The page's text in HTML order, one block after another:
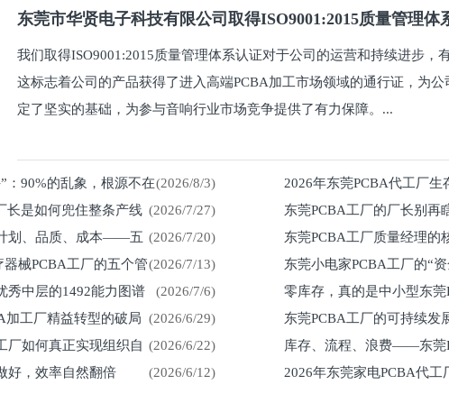
东莞市华贤电子科技有限公司取得ISO9001:2015质量管理体
我们取得ISO9001:2015质量管理体系认证对于公司的运营和持续进步，
这标志着公司的产品获得了进入高端PCBA加工市场领域的通行证，为
定了坚实的基础，为参与音响行业市场竞争提供了有力保障。...
(2026/8/3)
：90%的乱象，根源不在
2026年东莞PCBA代工厂
留在车间
(2026/7/27)
长是如何兜住整条产线
东莞PCBA工厂的厂长别再
然来
(2026/7/20)
划、品质、成本——五
东莞PCBA工厂质量经理的
(2026/7/13)
械PCBA工厂的五个管
东莞小电家PCBA工厂的“
紧？
(2026/7/6)
秀中层的1492能力图谱
零库存，真的是中小型东
(2026/6/29)
加工厂精益转型的破局
东莞PCBA工厂的可持续发
(2026/6/22)
厂如何真正实现组织自
库存、流程、浪费——东莞
(2026/6/12)
好，效率自然翻倍 2026年东莞家电PCBA代